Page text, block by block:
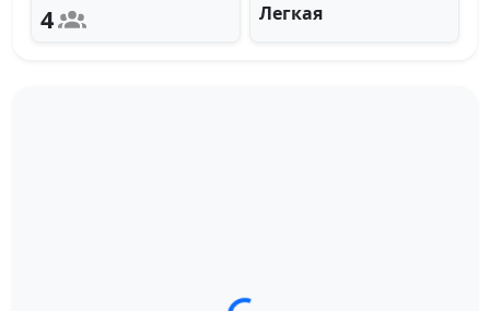
4 Легкая